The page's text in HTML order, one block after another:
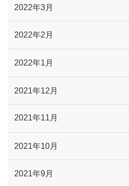
2022年3月
2022年2月
2022年1月
2021年12月
2021年11月
2021年10月
2021年9月